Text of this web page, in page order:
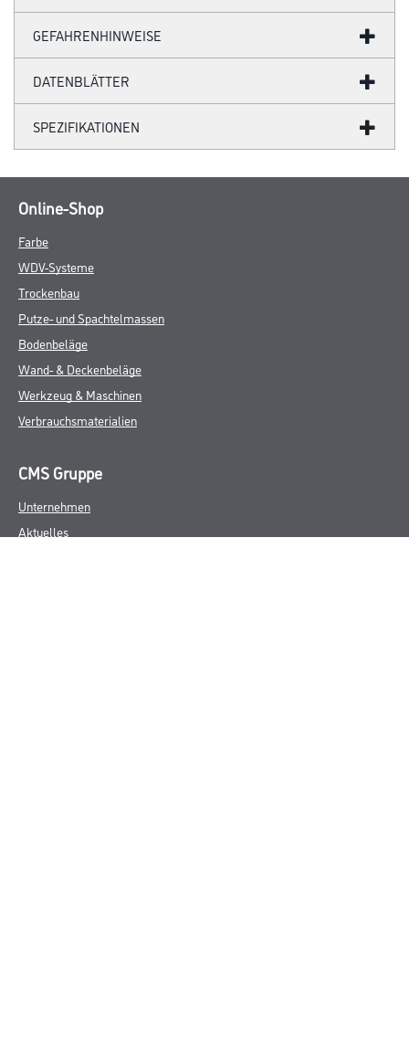
GEFAHRENHINWEISE
DATENBLÄTTER
SPEZIFIKATIONEN
Online-Shop
Farbe
WDV-Systeme
Trockenbau
Putze- und Spachtelmassen
Bodenbeläge
Wand- & Deckenbeläge
Werkzeug & Maschinen
Verbrauchsmaterialien
CMS Gruppe
Unternehmen
Aktuelles